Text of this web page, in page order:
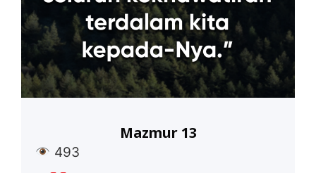
493
Mazmur 13